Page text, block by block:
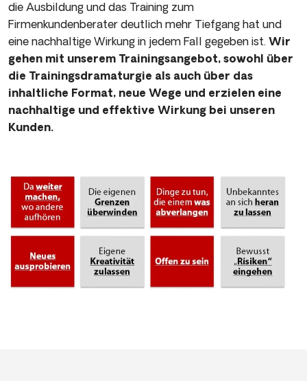
die Ausbildung und das Training zum
Firmenkundenberater deutlich mehr Tiefgang hat und
eine nachhaltige Wirkung in jedem Fall gegeben ist. Wir
gehen mit unserem Trainingsangebot, sowohl über
die Trainingsdramaturgie als auch über das
inhaltliche Format, neue Wege und erzielen eine
nachhaltige und effektive Wirkung bei unseren
Kunden.